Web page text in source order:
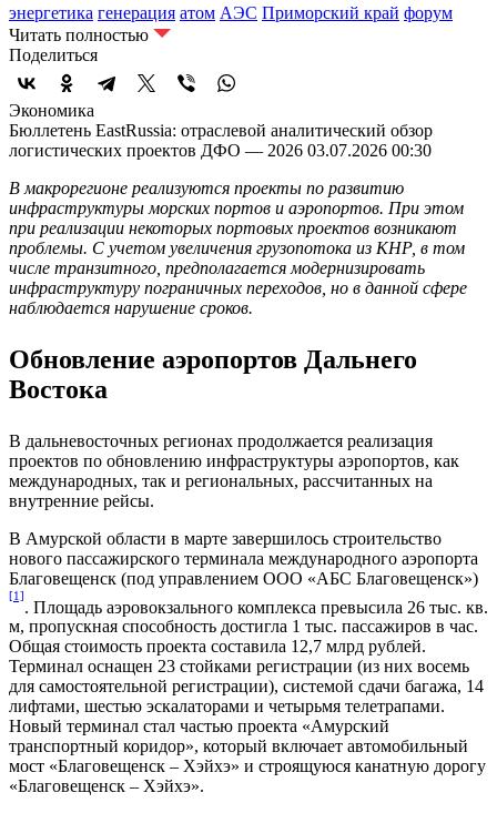
энергетика генерация атом АЭС Приморский край форум
Читать полностью
Поделиться
Экономика
Бюллетень EastRussia: отраслевой аналитический обзор
логистических проектов ДФО — 2026 03.07.2026 00:30
В макрорегионе реализуются проекты по развитию
инфраструктуры морских портов и аэропортов. При этом
при реализации некоторых портовых проектов возникают
проблемы. С учетом увеличения грузопотока из КНР, в том
числе транзитного, предполагается модернизировать
инфраструктуру пограничных переходов, но в данной сфере
наблюдается нарушение сроков.
Обновление аэропортов Дальнего
Востока
В дальневосточных регионах продолжается реализация
проектов по обновлению инфраструктуры аэропортов, как
международных, так и региональных, рассчитанных на
внутренние рейсы.
В Амурской области в марте завершилось строительство
нового пассажирского терминала международного аэропорта
Благовещенск (под управлением ООО «АБС Благовещенск»)
[1]
. Площадь аэровокзального комплекса превысила 26 тыс. кв.
м, пропускная способность достигла 1 тыс. пассажиров в час.
Общая стоимость проекта составила 12,7 млрд рублей.
Терминал оснащен 23 стойками регистрации (из них восемь
для самостоятельной регистрации), системой сдачи багажа, 14
лифтами, шестью эскалаторами и четырьмя телетрапами.
Новый терминал стал частью проекта «Амурский
транспортный коридор», который включает автомобильный
мост «Благовещенск – Хэйхэ» и строящуюся канатную дорогу
«Благовещенск – Хэйхэ».